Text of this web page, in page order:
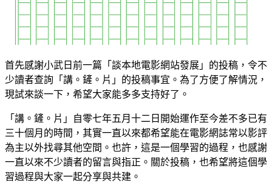
首先感謝小武日前一篇「談本地電影網站發展」的投稿，令不
少讀者查詢「講。鏟。片」的投稿事宜。為了方便了解情況，
現試來談一下，希望大家能多多支持好了。
「講。鏟。片」自零七年五月十二日開始運作至今差不多已有
三十個月的時間，其實一直以來都希望能在電影網誌常以影評
為主以外找尋其他空間。也許，這是一個學習的過程，也感謝
一直以來不少讀者的留言與指正。關於投稿，也希望將這個學
習過程與大家一起分享與共建。